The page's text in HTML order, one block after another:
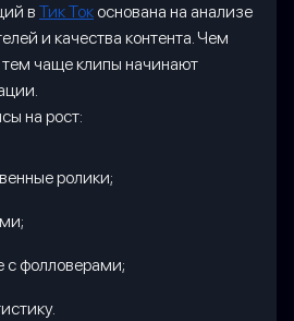
в Тик Ток основана на анализе
и качества контента. Чем
чаще клипы начинают
на рост:
ролики;
с фолловерами;